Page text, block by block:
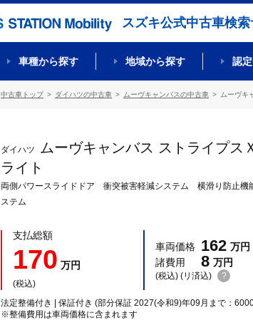
スズキ公式中古車検索
車種から探す 地域から探す 認
中古車トップ ダイハツの中古車 ムーヴキャンバスの中古車 ムーヴ
ダイハツ
ムーヴキャンバス ストライプ
ライト
両側パワースライドドア 衝突被害軽減システム 横滑り防止
ステム
支払総額
170 万円
(税込)
車両価格 162 万円
諸費用
8 万円
(税込) (リ済込) ?
法定整備付き | 保証付き (部分保証 2027(令和9)年09月まで：
※整備費用は車両価格に含まれます